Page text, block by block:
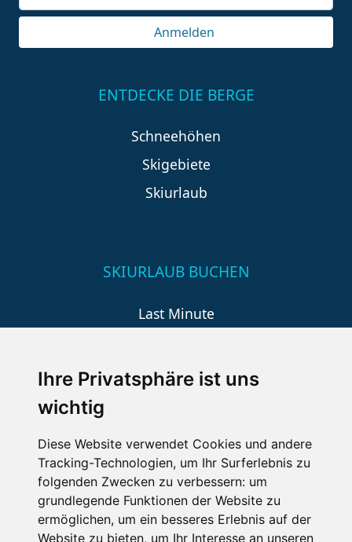
Ihre Privatsphäre ist uns
wichtig
Diese Website verwendet Cookies und andere
Tracking-Technologien, um Ihr Surferlebnis zu
folgenden Zwecken zu verbessern: um
grundlegende Funktionen der Website zu
ermöglichen, um ein besseres Erlebnis auf der
Website zu bieten, um Ihr Interesse an unseren
Anmelden
ENTDECKE DIE BERGE
Schneehöhen
Skigebiete
Skiurlaub
SKIURLAUB BUCHEN
Last Minute
Wellness
SCHNEEHÖHEN SKI APP
Die Schneehoehen Ski APP für iOS und Android - Ein
Muss für alle Wintersportler und Schneefreaks!